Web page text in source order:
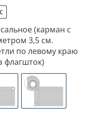
(карман с
3,5 см.
по левому краю
флагшток)